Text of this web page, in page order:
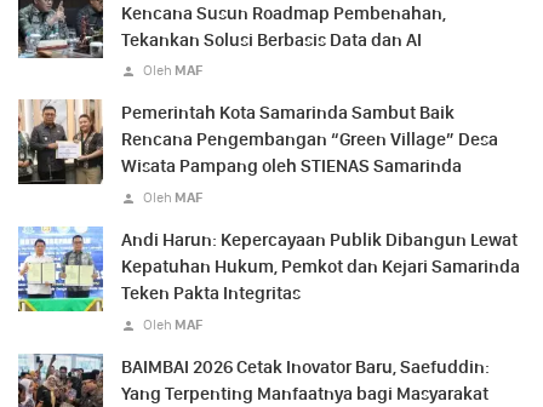
Kencana Susun Roadmap Pembenahan,
Tekankan Solusi Berbasis Data dan AI
Oleh MAF
Pemerintah Kota Samarinda Sambut Baik
Rencana Pengembangan “Green Village” Desa
Wisata Pampang oleh STIENAS Samarinda
Oleh MAF
Andi Harun: Kepercayaan Publik Dibangun Lewat
Kepatuhan Hukum, Pemkot dan Kejari Samarinda
Teken Pakta Integritas
Oleh MAF
BAIMBAI 2026 Cetak Inovator Baru, Saefuddin:
Yang Terpenting Manfaatnya bagi Masyarakat